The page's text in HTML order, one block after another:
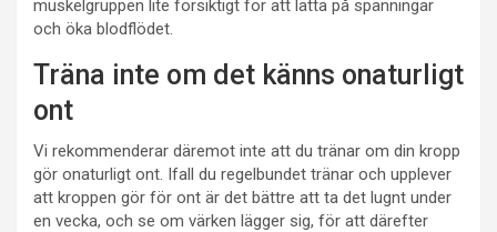
muskelgruppen lite försiktigt för att lätta på spänningar
och öka blodflödet.
Träna inte om det känns onaturligt
ont
Vi rekommenderar däremot inte att du tränar om din kropp
gör onaturligt ont. Ifall du regelbundet tränar och upplever
att kroppen gör för ont är det bättre att ta det lugnt under
en vecka, och se om värken lägger sig, för att därefter